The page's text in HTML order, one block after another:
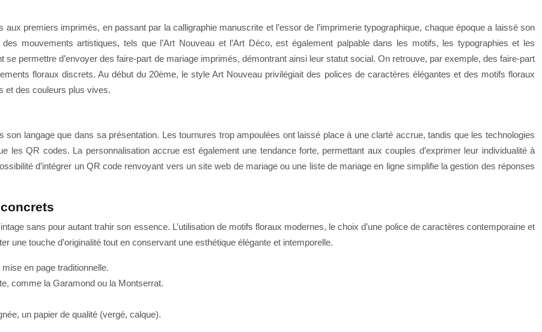
premiers imprimés, en passant par la calligraphie manuscrite et l’essor de l’imprimerie typographique, chaque époque a laissé son
mouvements artistiques, tels que l’Art Nouveau et l’Art Déco, est également palpable dans les motifs, les typographies et les
permettre d’envoyer des faire-part de mariage imprimés, démontrant ainsi leur statut social. On retrouve, par exemple, des faire-part
floraux discrets. Au début du 20ème, le style Art Nouveau privilégiait des polices de caractères élégantes et des motifs floraux
et des couleurs plus vives.
son langage que dans sa présentation. Les tournures trop ampoulées ont laissé place à une clarté accrue, tandis que les technologies
les QR codes. La personnalisation accrue est également une tendance forte, permettant aux couples d’exprimer leur individualité à
d’intégrer un QR code renvoyant vers un site web de mariage ou une liste de mariage en ligne simplifie la gestion des réponses
sans pour autant trahir son essence. L’utilisation de motifs floraux modernes, le choix d’une police de caractères contemporaine et
une touche d’originalité tout en conservant une esthétique élégante et intemporelle.
en page traditionnelle.
comme la Garamond ou la Montserrat.
un papier de qualité (vergé, calque).